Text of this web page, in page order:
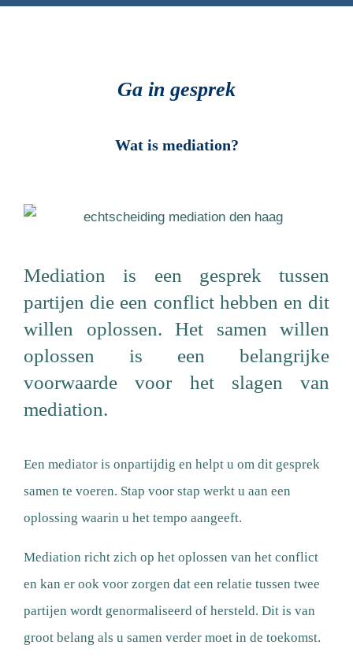
Ga in gesprek
Wat is mediation?
Mediation is een gesprek tussen
partijen die een conflict hebben en dit
willen oplossen. Het samen willen
oplossen is een belangrijke
voorwaarde voor het slagen van
mediation.
Een mediator is onpartijdig en helpt u om dit gesprek
samen te voeren. Stap voor stap werkt u aan een
oplossing waarin u het tempo aangeeft.
Mediation richt zich op het oplossen van het conflict
en kan er ook voor zorgen dat een relatie tussen twee
partijen wordt genormaliseerd of hersteld. Dit is van
groot belang als u samen verder moet in de toekomst.